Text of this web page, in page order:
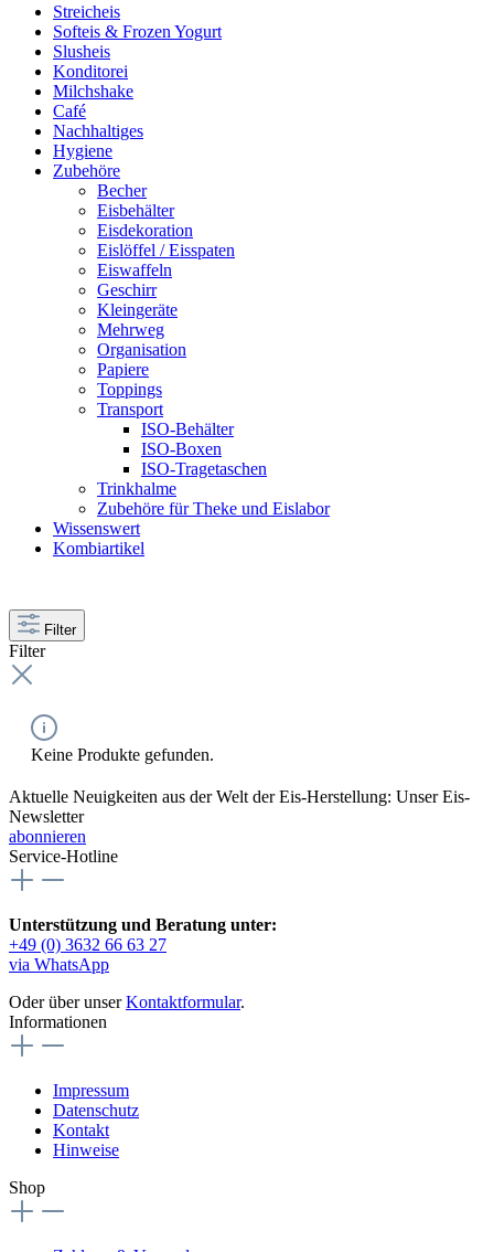
Streicheis
Softeis & Frozen Yogurt
Slusheis
Konditorei
Milchshake
Café
Nachhaltiges
Hygiene
Zubehöre
Becher
Eisbehälter
Eisdekoration
Eislöffel / Eisspaten
Eiswaffeln
Geschirr
Kleingeräte
Mehrweg
Organisation
Papiere
Toppings
Transport
ISO-Behälter
ISO-Boxen
ISO-Tragetaschen
Trinkhalme
Zubehöre für Theke und Eislabor
Wissenswert
Kombiartikel
Filter
Filter
Keine Produkte gefunden.
Aktuelle Neuigkeiten aus der Welt der Eis-Herstellung: Unser Eis-
Newsletter
abonnieren
Service-Hotline
Unterstützung und Beratung unter:
+49 (0) 3632 66 63 27
via WhatsApp
Oder über unserKontaktformular.
Informationen
Impressum
Datenschutz
Kontakt
Hinweise
Shop